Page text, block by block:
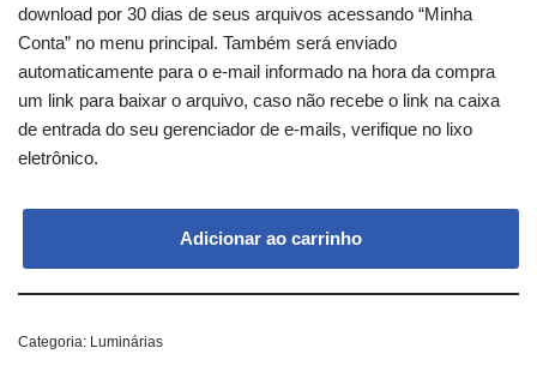
download por 30 dias de seus arquivos acessando “Minha
Conta” no menu principal. Também será enviado
automaticamente para o e-mail informado na hora da compra
um link para baixar o arquivo, caso não recebe o link na caixa
de entrada do seu gerenciador de e-mails, verifique no lixo
eletrônico.
Adicionar ao carrinho
Categoria: Luminárias